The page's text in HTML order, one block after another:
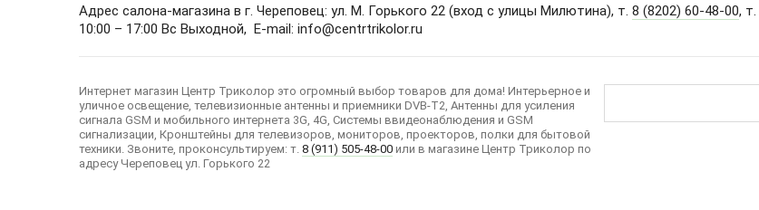
Адрес салона-магазина в г. Череповец: ул. М. Горького 22 (вход с улицы Милютина), т. 8 (8202) 60-48-00, т.
10:00 – 17:00 Вс Выходной, E-mail: info@centrtrikolor.ru
Интернет магазин Центр Триколор это огромный выбор товаров для дома! Интерьерное и
уличное освещение, телевизионные антенны и приемники DVB-T2, Антенны для усиления
сигнала GSM и мобильного интернета 3G, 4G, Системы ввидеонаблюдения и GSM
сигнализации, Кронштейны для телевизоров, мониторов, проекторов, полки для бытовой
техники. Звоните, проконсультируем: т. 8 (911) 505-48-00 или в магазине Центр Триколор по
адресу Череповец ул. Горького 22